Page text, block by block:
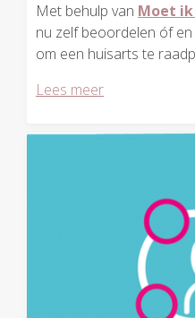
Met behulp van Moet
nu zelf beoordelen óf
om een huisarts te
Lees meer